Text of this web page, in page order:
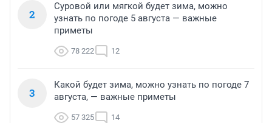
2
Суровой или мягкой будет зима, можно
узнать по погоде 5 августа — важные
приметы
78 222 12
3
Какой будет зима, можно узнать по погоде 7
августа, — важные приметы
57 325 14